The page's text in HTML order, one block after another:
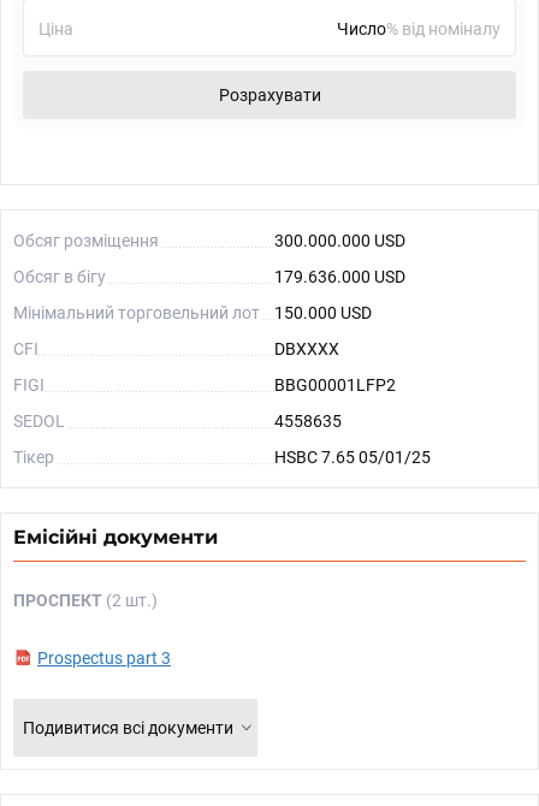
Ціна % від номіналу
Розрахувати
Обсяг розміщення
300.000.000 USD
Обсяг в бігу
179.636.000 USD
Мінімальний торговельний лот
150.000 USD
CFI
DBXXXX
FIGI
BBG00001LFP2
SEDOL
4558635
Тікер
HSBC 7.65 05/01/25
Емісійні документи
ПРОСПЕКТ (2 шт.)
Prospectus part 3
Подивитися всі документи